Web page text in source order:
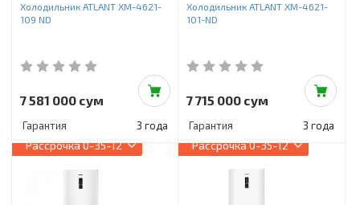
Холодильник ATLANT ХМ-4621-
109 ND
7 581 000 сум
Гарантия 3 года
Холодильник ATLANT ХМ-4621-
101-ND
7 715 000 сум
Гарантия 3 года
Рассрочка0-35-12 Рассрочка0-35-12